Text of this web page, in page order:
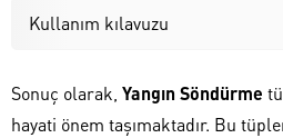
Kullanım kılavuzu
Sonuç olarak, Yangın Söndürme
hayati önem taşımaktadır. Bu